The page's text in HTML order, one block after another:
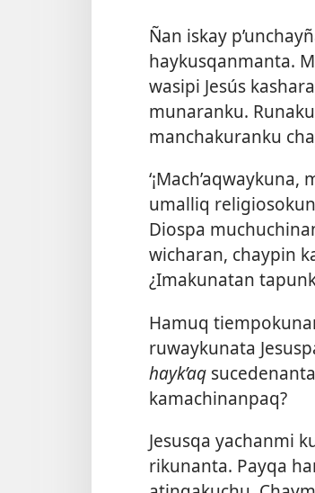
Ñan iskay
haykusqanmanta.
wasipi Jesús
munaranku.
manchakuranku
umalliq
Diospa
wicharan, chaypin
¿Imakunatan
Hamuq
ruwaykunata
hayk’aq
kamachinanpaq?
Jesusqa yachanmi
rikunanta. Payqa